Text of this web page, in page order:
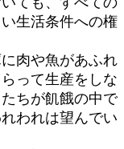
生活条件への権
肉や魚があふれ
って生産をしな
ちが飢餓の中で
われは望んでい